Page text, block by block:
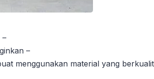
–
–
menggunakan material yang